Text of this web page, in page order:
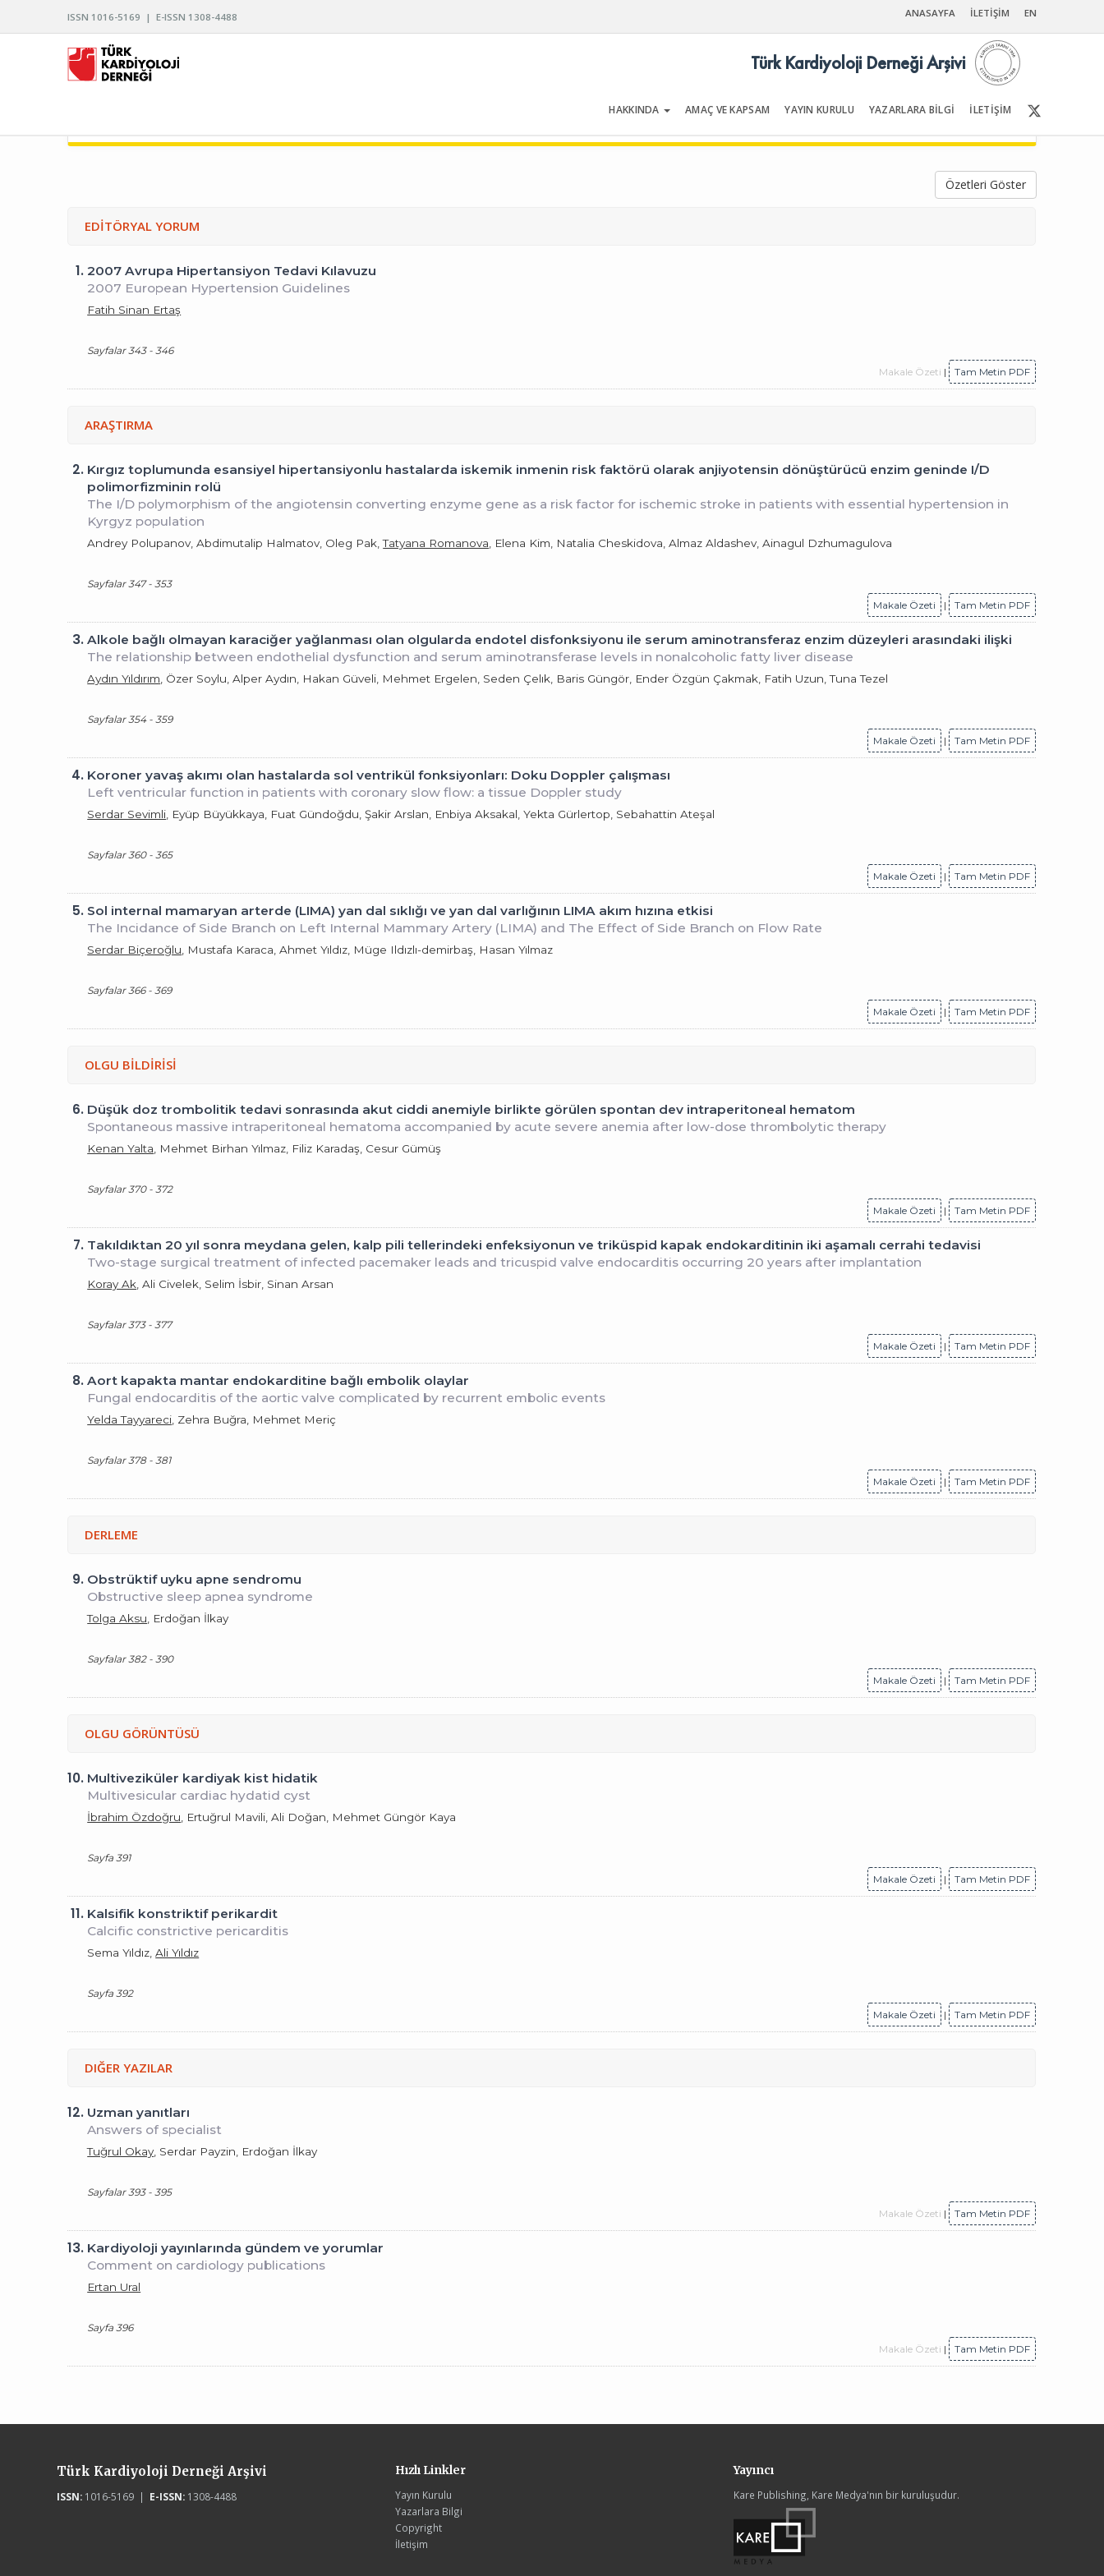
ISSN 1016-5169 | E-ISSN 1308-4488 ANASAYFA İLETİŞİM EN
HAKKINDA AMAÇ VE KAPSAM YAYIN KURULU YAZARLARA BİLGİ İLETİŞİM
Türk Kardiyoloji Derneği Arşivi
Özetleri Göster
EDİTÖRYAL YORUM
1.2007 Avrupa Hipertansiyon Tedavi Kılavuzu
2007 European Hypertension Guidelines
Fatih Sinan Ertaş
Sayfalar 343 - 346
Makale Özeti | Tam Metin PDF
ARAŞTIRMA
2. Kırgız toplumunda esansiyel hipertansiyonlu hastalarda iskemik inmenin risk faktörü olarak anjiyotensin dönüştürücü enzim geninde I/D
polimorfizminin rolü
The I/D polymorphism of the angiotensin converting enzyme gene as a risk factor for ischemic stroke in patients with essential hypertension in
Kyrgyz population
Andrey Polupanov, Abdimutalip Halmatov, Oleg Pak,Tatyana Romanova , Elena Kim, Natalia Cheskidova, Almaz Aldashev, Ainagul Dzhumagulova
Sayfalar 347 - 353
Makale Özeti
| Tam Metin PDF
3.Alkole bağlı olmayan karaciğer yağlanması olan olgularda endotel disfonksiyonu ile serum aminotransferaz enzim düzeyleri arasındaki ilişki
The relationship between endothelial dysfunction and serum aminotransferase levels in nonalcoholic fatty liver disease
Aydın Yıldırım , Özer Soylu, Alper Aydın, Hakan Güveli, Mehmet Ergelen, Seden Çelık, Baris Güngör, Ender Özgün Çakmak, Fatih Uzun, Tuna Tezel
Sayfalar 354 - 359
Makale Özeti
| Tam Metin PDF
4. Koroner yavaş akımı olan hastalarda sol ventrikül fonksiyonları: Doku Doppler çalışması
Left ventricular function in patients with coronary slow flow: a tissue Doppler study
Serdar Sevimli , Eyüp Büyükkaya, Fuat Gündoğdu, Şakir Arslan, Enbiya Aksakal, Yekta Gürlertop, Sebahattin Ateşal
Sayfalar 360 - 365
Makale Özeti
| Tam Metin PDF
5. Sol internal mamaryan arterde (LIMA) yan dal sıklığı ve yan dal varlığının LIMA akım hızına etkisi
The Incidance of Side Branch on Left Internal Mammary Artery (LIMA) and The Effect of Side Branch on Flow Rate
Serdar Biçeroğlu , Mustafa Karaca, Ahmet Yıldız, Müge Ildızlı-demirbaş, Hasan Yılmaz
Sayfalar 366 - 369
Makale Özeti
| Tam Metin PDF
OLGU BİLDİRİSİ
6. Düşük doz trombolitik tedavi sonrasında akut ciddi anemiyle birlikte görülen spontan dev intraperitoneal hematom
Spontaneous massive intraperitoneal hematoma accompanied by acute severe anemia after low-dose thrombolytic therapy
Kenan Yalta , Mehmet Birhan Yılmaz, Filiz Karadaş, Cesur Gümüş
Sayfalar 370 - 372
Makale Özeti
| Tam Metin PDF
7. Takıldıktan 20 yıl sonra meydana gelen, kalp pili tellerindeki enfeksiyonun ve triküspid kapak endokarditinin iki aşamalı cerrahi tedavisi
Two-stage surgical treatment of infected pacemaker leads and tricuspid valve endocarditis occurring 20 years after implantation
Koray Ak , Ali Civelek, Selim İsbir, Sinan Arsan
Sayfalar 373 - 377
Makale Özeti
| Tam Metin PDF
8.Aort kapakta mantar endokarditine bağlı embolik olaylar
Fungal endocarditis of the aortic valve complicated by recurrent embolic events
Yelda Tayyareci , Zehra Buğra, Mehmet Meriç
Sayfalar 378 - 381
Makale Özeti
| Tam Metin PDF
DERLEME
9. Obstrüktif uyku apne sendromu
Obstructive sleep apnea syndrome
Tolga Aksu , Erdoğan İlkay
Sayfalar 382 - 390
Makale Özeti
| Tam Metin PDF
OLGU GÖRÜNTÜSÜ
10. Multiveziküler kardiyak kist hidatik
Multivesicular cardiac hydatid cyst
İbrahim Özdoğru , Ertuğrul Mavili, Ali Doğan, Mehmet Güngör Kaya
Sayfa 391
Makale Özeti
| Tam Metin PDF
11. Kalsifik konstriktif perikardit
Calcific constrictive pericarditis
Sema Yıldız,Ali Yıldız
Sayfa 392
Makale Özeti
| Tam Metin PDF
DIĞER YAZILAR
12. Uzman yanıtları
Answers of specialist
Tuğrul Okay , Serdar Payzin, Erdoğan İlkay
Sayfalar 393 - 395
Makale Özeti | Tam Metin PDF
13. Kardiyoloji yayınlarında gündem ve yorumlar
Comment on cardiology publications
Ertan Ural
Sayfa 396
Makale Özeti | Tam Metin PDF
Türk Kardiyoloji Derneği Arşivi
ISSN:1016-5169 | E-ISSN:1308-4488
Hızlı Linkler
Yayın Kurulu
Yazarlara Bilgi
Copyright
İletişim
Yayıncı
Kare Publishing, Kare Medya'nın bir kuruluşudur.